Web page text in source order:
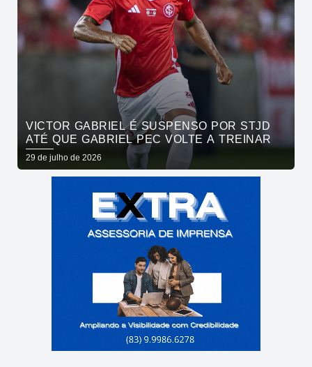
VICTOR GABRIEL É SUSPENSO POR STJD
ATÉ QUE GABRIEL PEC VOLTE A TREINAR
29 de julho de 2026